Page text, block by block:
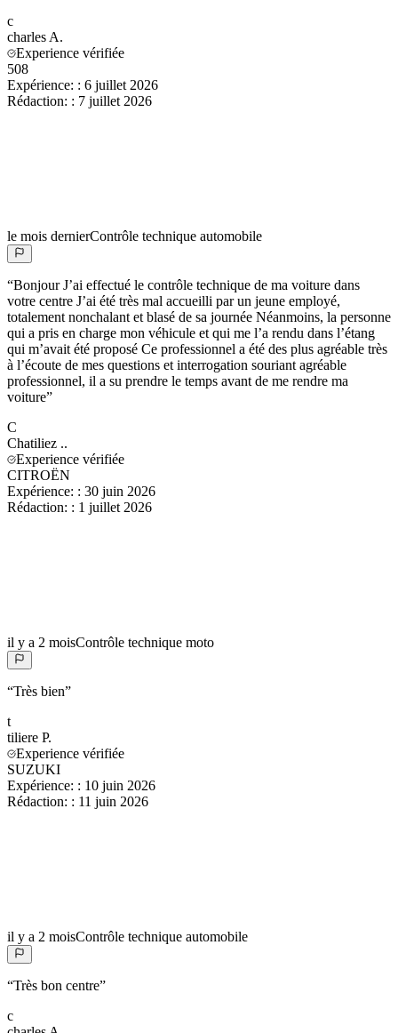
c
charles A.
Experience vérifiée
508
Expérience: : 6 juillet 2026
Rédaction: : 7 juillet 2026
le mois dernierContrôle technique automobile
“Bonjour J’ai effectué le contrôle technique de ma voiture dans
votre centre J’ai été très mal accueilli par un jeune employé,
totalement nonchalant et blasé de sa journée Néanmoins, la personne
qui a pris en charge mon véhicule et qui me l’a rendu dans l’étang
qui m’avait été proposé Ce professionnel a été des plus agréable très
à l’écoute de mes questions et interrogation souriant agréable
professionnel, il a su prendre le temps avant de me rendre ma
voiture”
C
Chatiliez ..
Experience vérifiée
CITROËN
Expérience: : 30 juin 2026
Rédaction: : 1 juillet 2026
il y a 2 moisContrôle technique moto
“Très bien”
t
tiliere P.
Experience vérifiée
SUZUKI
Expérience: : 10 juin 2026
Rédaction: : 11 juin 2026
il y a 2 moisContrôle technique automobile
“Très bon centre”
c